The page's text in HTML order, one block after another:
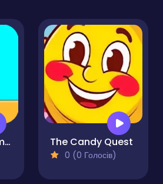
Alexwoman Summer Time The Candy Quest
0 (0 Голосів)